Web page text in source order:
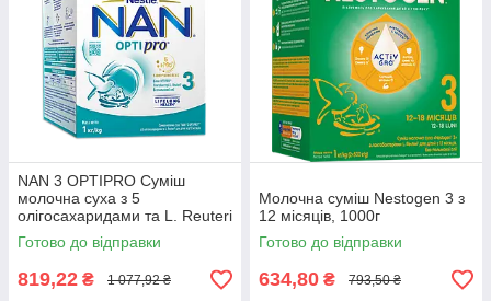
NAN 3 OPTIPRO Cуміш
молочна суха з 5
олігосахаридами та L. Reuteri
для дітей від 12 місяців, 1 кг
Готово до відправки
819,22 ₴ 1 077,92 ₴
Молочна суміш Nestogen 3 з
12 місяців, 1000г
Готово до відправки
634,80 ₴ 793,50 ₴